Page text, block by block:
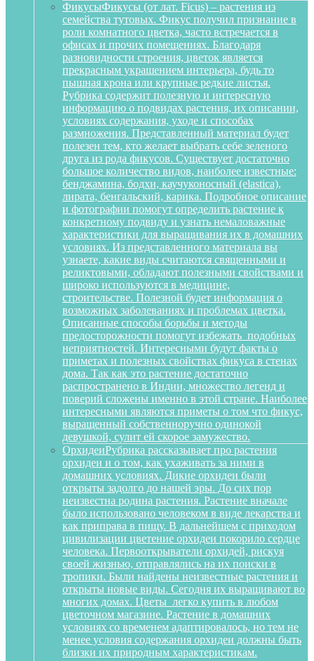
ФикусыФикусы (от лат. Ficus) – растения из
семейства тутовых. Фикус получил признание в
роли комнатного цветка, часто встречается в
офисах и прочих помещениях. Благодаря
разновидности строения, цветок является
прекрасным украшением интерьера, будь то
пышная крона или крупные редкие листья.
Рубрика содержит полезную и интересную
информацию о подвидах растения, их описании,
условиях содержания, уходе и способах
размножения. Представленный материал будет
полезен тем, кто желает выбрать себе зеленого
друга из рода фикусов. Существует достаточно
большое количество видов, наиболее известные:
бенджамина, бодхи, каучуконосный (elastica),
лирата, бенгальский, карика. Подробное описание
и фотографии помогут определить растение к
конкретному подвиду и узнать немаловажные
характеристики для выращивания их в домашних
условиях. Из представленного материала вы
узнаете, какие виды считаются священными и
реликтовыми, обладают полезными свойствами и
широко используются в медицине,
строительстве. Полезной будет информация о
возможных заболеваниях и проблемах цветка.
Описанные способы борьбы и методы
предосторожности помогут избежать подобных
неприятностей. Интересными будут факты о
приметах и полезных свойствах фикуса в стенах
дома. Так как это растение достаточно
распространено в Индии, множество легенд и
поверий сложены именно в этой стране. Наиболее
интересными являются приметы о том что фикус,
выращенный собственноручно одинокой
девушкой, сулит ей скорое замужество.
ОрхидеиРубрика рассказывает про растения
орхидеи и о том, как ухаживать за ними в
домашних условиях. Дикие орхидеи были
открыты задолго до нашей эры. До сих пор
неизвестна родина растения. Растение вначале
было использовано человеком в виде лекарства и
как приправа в пищу. В дальнейшем с приходом
цивилизации цветение орхидеи покорило сердце
человека. Первооткрыватели орхидей, рискуя
своей жизнью, отправлялись на их поиски в
тропики. Были найдены неизвестные растения и
открыты новые виды. Сегодня их выращивают во
многих домах. Цветы легко купить в любом
цветочном магазине. Растение в домашних
условиях со временем адаптировалось, но тем не
менее условия содержания орхидеи должны быть
близки их природным характеристикам.